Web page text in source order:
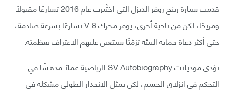
قدمت سيارة رينج روفر الديزل التي اختُبرت عام 2016 تسارعًا مقبولًا
ومريحًا، لكن من ناحية أخرى، يوفر محرك V-8 تسارعًا بسرعة صادمة،
حتى أكثر دعاة حماية البيئة تزمّتًا سيتعين عليهم الاعتراف بعظمته.
تؤدي موديلات SV Autobiography الرياضية عملًا مدهشًا في
التحكم في انزلاق الجسم، لكن يمثل الانحدار الطولي مشكلة في